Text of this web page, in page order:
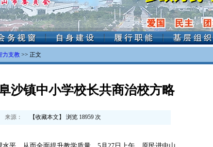
力支教 >> 正文
沙镇中小学校长共商治校方略
来源： 【收藏本文 】 浏览 18959 次